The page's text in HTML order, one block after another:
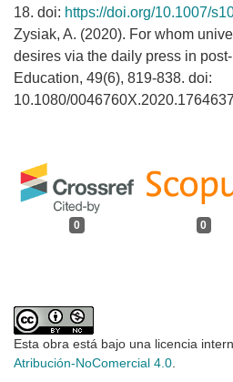
0 0
18. doi: https://doi.org/10.1007/
Zysiak, A. (2020). For whom
desires via the daily press in
Education, 49(6), 819-838. doi:
10.1080/0046760X.2020.1764637
Esta obra está bajo una licencia
Atribución-NoComercial 4.0